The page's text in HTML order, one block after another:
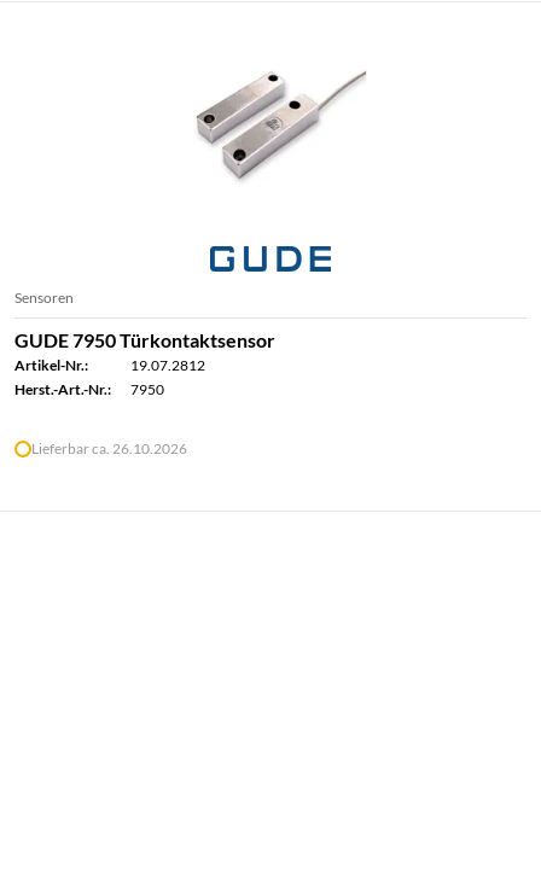
Sensoren
GUDE 7950 Türkontaktsensor
Artikel-Nr.:
19.07.2812
Herst.-Art.-Nr.:
7950
Lieferbar ca. 26.10.2026